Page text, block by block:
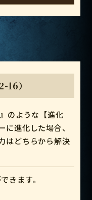
16）
のような【進化
進化した場合、
はどちらから解決
きます。